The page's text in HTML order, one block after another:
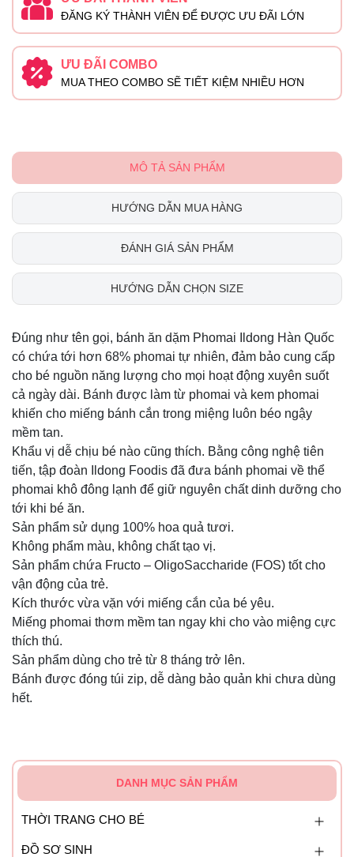
ĐĂNG KÝ THÀNH VIÊN ĐỂ ĐƯỢC ƯU ĐÃI LỚN
ƯU ĐÃI COMBO
MUA THEO COMBO SẼ TIẾT KIỆM NHIỀU HƠN
MÔ TẢ SẢN PHẨM
HƯỚNG DẪN MUA HÀNG
ĐÁNH GIÁ SẢN PHẨM
HƯỚNG DẪN CHỌN SIZE
Đúng như tên gọi, bánh ăn dặm Phomai Ildong Hàn Quốc
có chứa tới hơn 68% phomai tự nhiên, đảm bảo cung cấp
cho bé nguồn năng lượng cho mọi hoạt động xuyên suốt
cả ngày dài. Bánh được làm từ phomai và kem phomai
khiến cho miếng bánh cắn trong miệng luôn béo ngậy
mềm tan.
Khẩu vị dễ chịu bé nào cũng thích. Bằng công nghệ tiên
tiến, tập đoàn Ildong Foodis đã đưa bánh phomai về thể
phomai khô đông lạnh để giữ nguyên chất dinh dưỡng cho
tới khi bé ăn.
Sản phẩm sử dụng 100% hoa quả tươi.
Không phẩm màu, không chất tạo vị.
Sản phẩm chứa Fructo – OligoSaccharide (FOS) tốt cho
vận động của trẻ.
Kích thước vừa vặn với miếng cắn của bé yêu.
Miếng phomai thơm mềm tan ngay khi cho vào miệng cực
thích thú.
Sản phẩm dùng cho trẻ từ 8 tháng trở lên.
Bánh được đóng túi zip, dễ dàng bảo quản khi chưa dùng
hết.
DANH MỤC SẢN PHẨM
THỜI TRANG CHO BÉ
ĐỒ SƠ SINH